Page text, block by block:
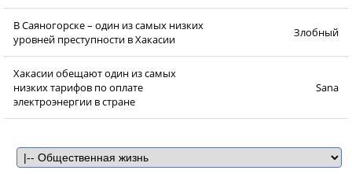
В Саяногорске – один из самых низких
уровней преступности в Хакасии
Злобный
Хакасии обещают один из самых
низких тарифов по оплате
электроэнергии в стране
Sana